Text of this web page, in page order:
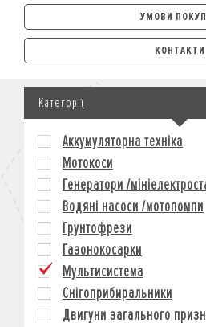
УМОВИ
АВТОМОБІЛІ
ЛІЗИНГ
КРЕДИТ
СТРАХУВАННЯ
КОРПОРАТИВНИМ КЛІЄНТАМ
МОТОЦИКЛИ
КРЕДИТ
СТРАХУВАННЯ
КОРПОРАТИВНИМ КЛІЄНТАМ
КОНТАКТИ
Категорії
Аккумуляторна техніка
Мотокоси
Генератори /
Водяні насоси /мотопомпи
Грунтофрези
Газонокосарки
Мультисистема
Снігоприбиральники
Двигуни загального